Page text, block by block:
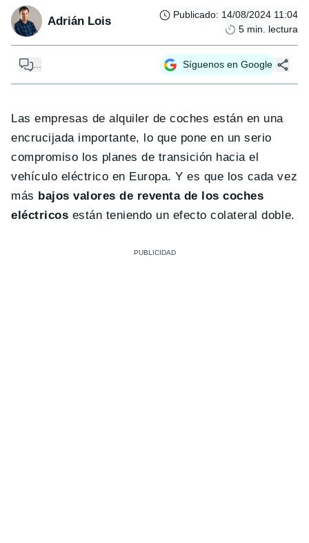
Adrián Lois Publicado: 14/08/2024 11:04
5 min. lectura
... Síguenos en Google
Las empresas de alquiler de coches están en una
encrucijada importante, lo que pone en un serio
compromiso los planes de transición hacia el
vehículo eléctrico en Europa. Y es que los cada vez
más bajos valores de reventa de los coches
eléctricos están teniendo un efecto colateral doble.